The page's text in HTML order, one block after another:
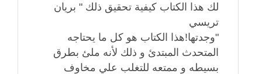
لك هذا الكتاب كيفية تحقيق ذلك " بريان
تريسي
"وجدتها!هذا الكتاب هو كل ما يحتاجه
المتحدث المبتدئ و ذلك لأنه ملئ بطرق
بسيطه و ممتعه للتغلب علي مخاوف